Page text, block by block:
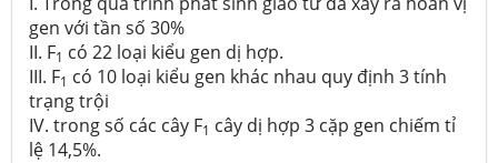
gen với tần số 30%
II. F1 có 22 loại kiểu gen dị hợp.
III. F1 có 10 loại kiểu gen khác nhau quy định 3 tính
trạng trội
IV. trong số các cây F1 cây dị hợp 3 cặp gen chiếm tỉ
lệ 14,5%.